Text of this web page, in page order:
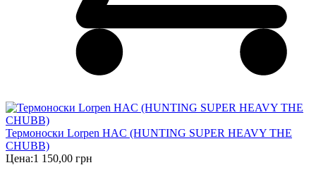
Термоноски Lorpen HAC (HUNTING SUPER HEAVY THE
CHUBB)
Цена:1 150,00 грн